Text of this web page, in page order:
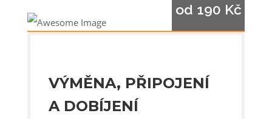
od 190 Kč
VÝMĚNA, PŘIPOJENÍ
A DOBÍJENÍ